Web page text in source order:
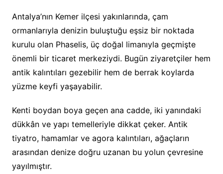
Antalya’nın Kemer ilçesi yakınlarında, çam
ormanlarıyla denizin buluştuğu eşsiz bir noktada
kurulu olan Phaselis, üç doğal limanıyla geçmişte
önemli bir ticaret merkeziydi. Bugün ziyaretçiler hem
antik kalıntıları gezebilir hem de berrak koylarda
yüzme keyfi yaşayabilir.
Kenti boydan boya geçen ana cadde, iki yanındaki
dükkân ve yapı temelleriyle dikkat çeker. Antik
tiyatro, hamamlar ve agora kalıntıları, ağaçların
arasından denize doğru uzanan bu yolun çevresine
yayılmıştır.